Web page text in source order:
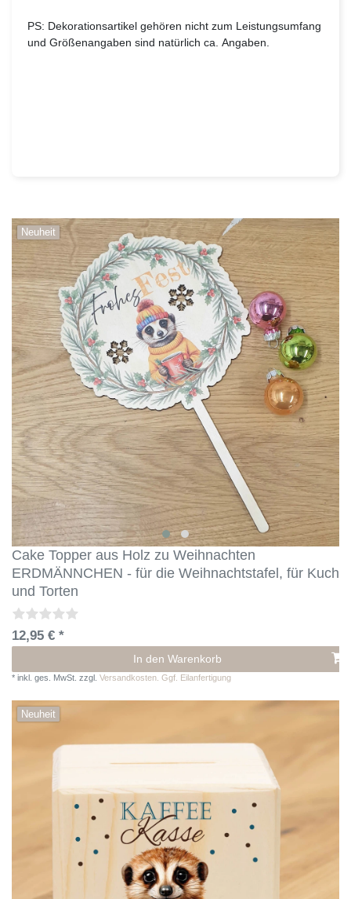
PS: Dekorationsartikel gehören nicht zum Leistungsumfang
und Größenangaben sind natürlich ca. Angaben.
Neuheit
Cake Topper aus Holz zu Weihnachten
ERDMÄNNCHEN - für die Weihnachtstafel, für
und Torten
12,95 € *
In den Warenkorb
* inkl. ges. MwSt. zzgl. Versandkosten. Ggf. Eilanfertigung
Neuheit